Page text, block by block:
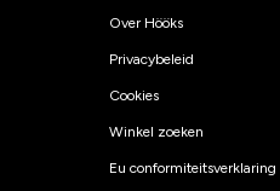
Over Hööks
Privacybeleid
Cookies
Winkel zoeken
Eu conformiteitsverklaring